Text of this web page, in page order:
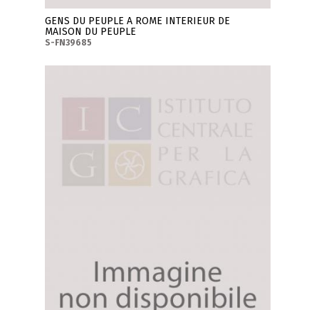
GENS DU PEUPLE A ROME INTERIEUR DE
MAISON DU PEUPLE
S-FN39685